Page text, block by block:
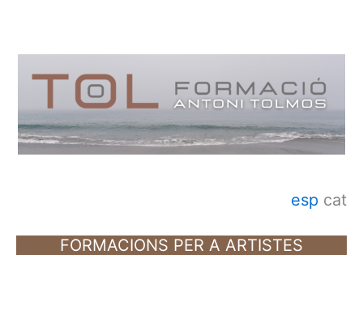
esp cat
FORMACIONS PER A ARTISTES